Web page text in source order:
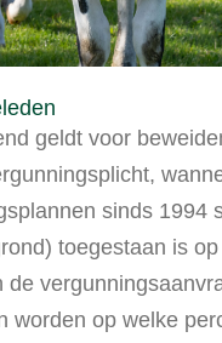
geldt voor
sinds 1994
toegestaan is
de
worden op welke